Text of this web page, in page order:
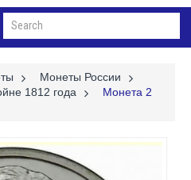
>
Монеты России
1812 года >
Монета 2